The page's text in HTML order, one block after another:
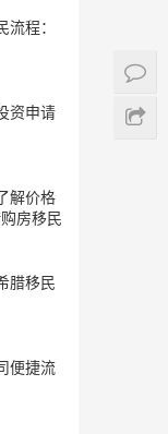
程：
资申请
解价格
房移民
腊移民
便捷流